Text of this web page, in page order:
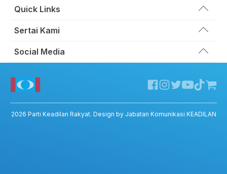
Quick Links
Wakil Rakyat
Hubungi Kami
Sumbangan
Sertai Kami
Portal Anggota KEADILAN
Social Media
Twitter KEADILAN
Channel Telegram KEADILAN
Kedai KEADILAN
ADIL – Privacy Policy
2026 Parti Keadilan Rakyat. Design by Jabatan Komunikasi KEADILAN